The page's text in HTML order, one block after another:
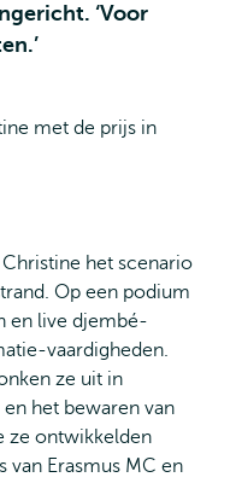
‘Voor
Christine het scenario
Op een podium
en live djembé-
vaardigheden.
ze uit in
het bewaren van
ze ontwikkelden
Erasmus MC en